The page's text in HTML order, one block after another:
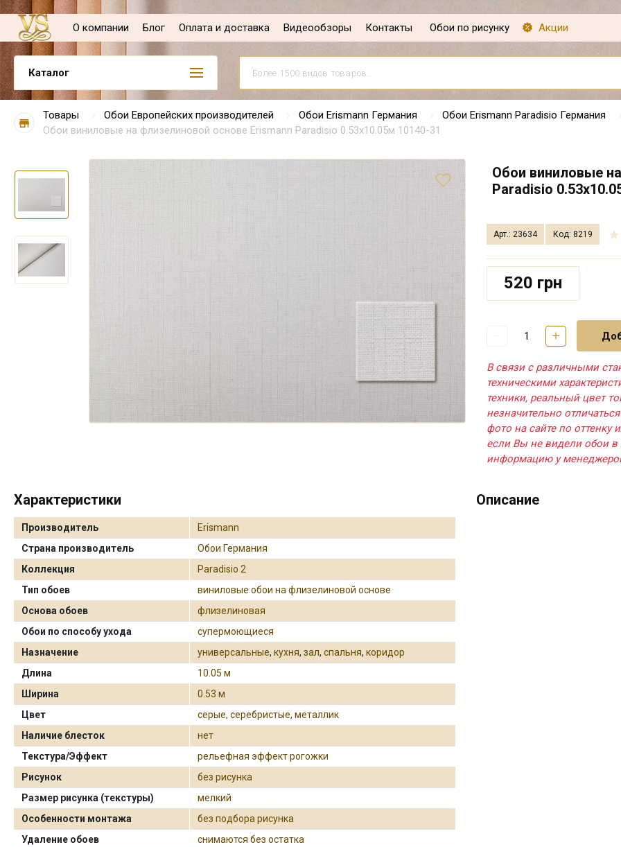
О компании Блог Оплата и доставка Видеообзоры Контакты Обои по рисунку Акции
Каталог
Товары Обои Европейских производителей Обои Erismann Германия
Обои Erismann Paradisio Германия
Обои виниловые на флизелиновой основе Erismann Paradisio 0.53х10.05м 10140-31
Обои виниловые
Paradisio
Арт.: 23634 Код: 8219
520 грн
В связи с различными
техническими
техники, реальный цвет
незначительно
фото на сайте по оттенку
если Вы не видели обои в
информацию у
Характеристики
Производитель
Erismann
Страна производитель
Обои Германия
Коллекция
Paradisio 2
Тип обоев
виниловые обои на флизелиновой основе
Основа обоев
флизелиновая
Обои по способу ухода
супермоющиеся
Назначение
универсальные,кухня,зал,спальня,коридор
Длина
10.05 м
Ширина
0.53 м
Цвет
серые, серебристые, металлик
Наличие блесток
нет
Текстура/Эффект
рельефная эффект рогожки
Рисунок
без рисунка
Размер рисунка (текстуры)
мелкий
Особенности монтажа
без подбора рисунка
Удаление обоев
снимаются без остатка
Описание